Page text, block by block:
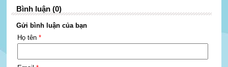
Bình luận (0)
Gửi bình luận của bạn
Họ tên *